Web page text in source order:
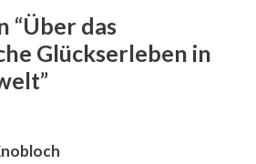
“Über das
Glückserleben in